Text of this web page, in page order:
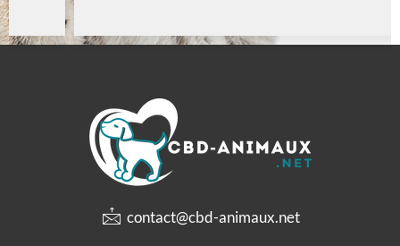
Louisa P
contact@cbd-animaux.net